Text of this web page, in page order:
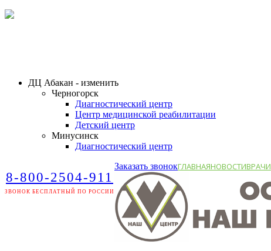
ДЦ Абакан - изменить
Черногорск
Диагностический центр
Центр медицинской реабилитации
Детский центр
Минусинск
Диагностический центр
8-800-2504-911
ЗВОНОК БЕСПЛАТНЫЙ ПО РОССИИ
Заказать звонокГЛАВНАЯНОВОСТИВРАЧИ